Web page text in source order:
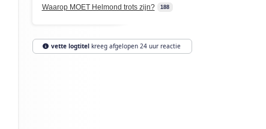
Waarop MOET Helmond trots zijn? 188
vette logtitelkreeg afgelopen 24 uur reactie